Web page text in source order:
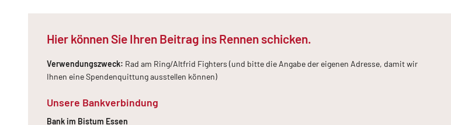
Hier können Sie Ihren Beitrag ins Rennen schicken.
Verwendungszweck: Rad am Ring/Altfrid Fighters (und bitte die Angabe der eigenen Adresse, damit wir
Ihnen eine Spendenquittung ausstellen können)
Unsere Bankverbindung
Bank im Bistum Essen